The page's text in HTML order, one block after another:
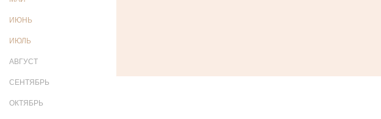
ИЮНЬ
ИЮЛЬ
АВГУСТ
СЕНТЯБРЬ
ОКТЯБРЬ